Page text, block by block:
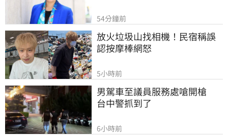
54分鐘前
放火垃圾山找相機！民宿稱誤
認按摩棒網怒
5小時前
男駕車至議員服務處嗆開槍
台中警抓到了
6小時前